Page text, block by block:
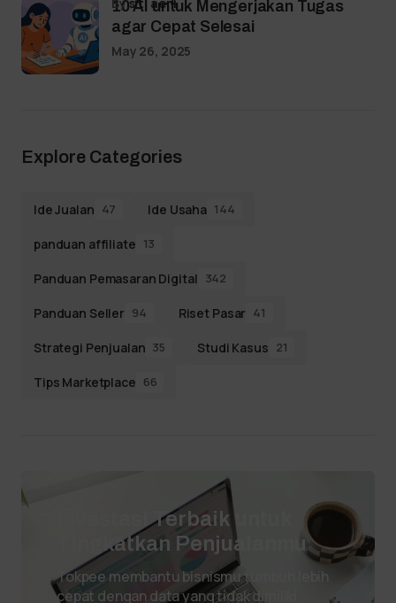
10 AI untuk Mengerjakan Tugas
agar Cepat Selesai
May 26, 2025
Explore Categories
Ide Jualan 47 Ide Usaha 144
panduan affiliate 13
Panduan Pemasaran Digital 342
Panduan Seller 94 Riset Pasar 41
Strategi Penjualan 35 Studi Kasus 21
Tips Marketplace 66
Investasi Terbaik untuk
Tingkatkan Penjualanmu
Tokpee membantu bisnismu tumbuh lebih
cepat dengan data yang tidak dimiliki